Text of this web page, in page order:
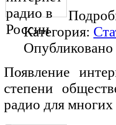
Категория:
Появление
степени
радио для